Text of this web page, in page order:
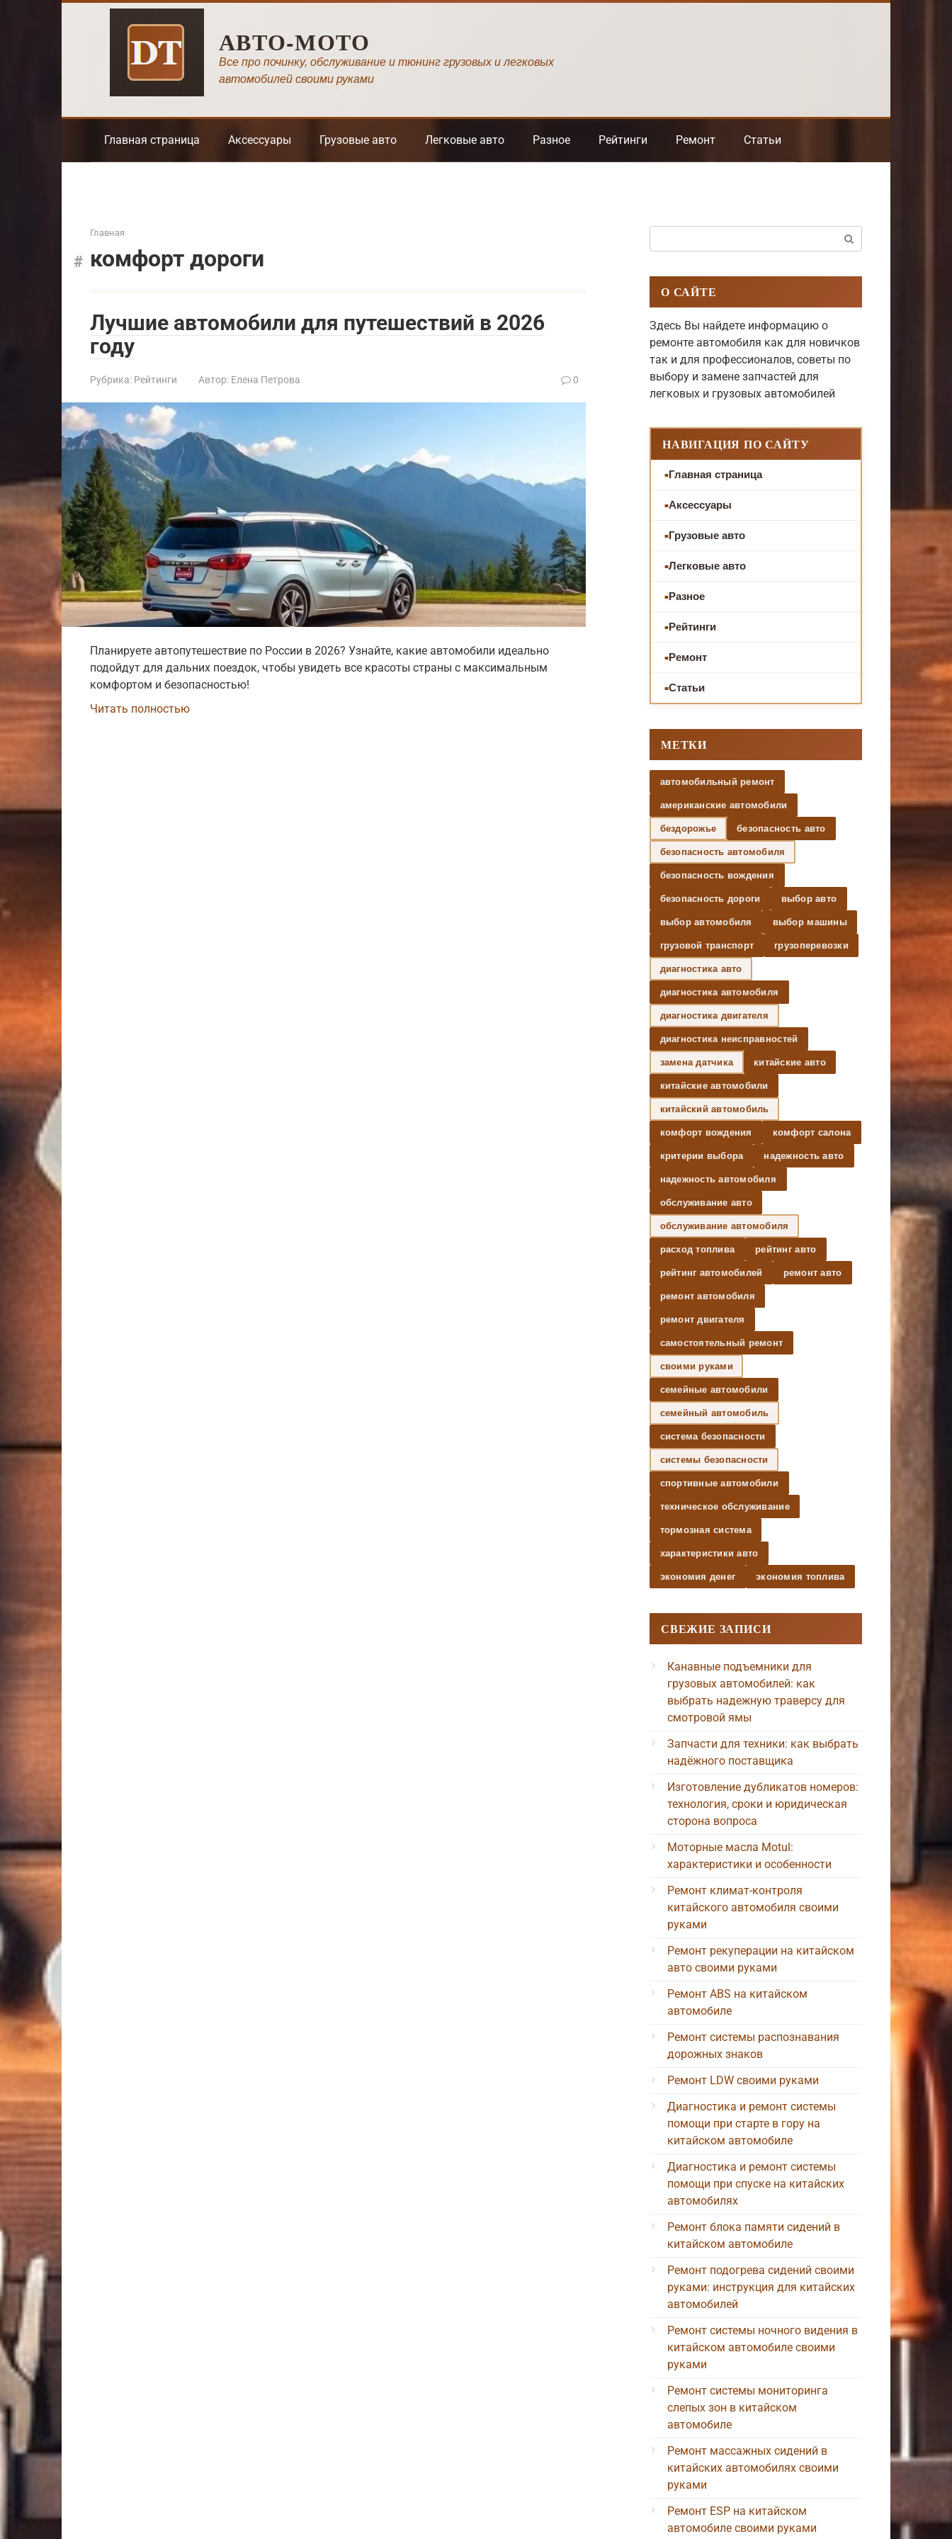
АВТО-МОТО
Все про починку, обслуживание и тюнинг грузовых и легковых
автомобилей своими руками
Главная страница Аксессуары Грузовые авто Легковые авто Разное Рейтинги Ремонт Статьи
Главная
комфорт дороги
Лучшие автомобили для путешествий в 2026
году
Рубрика: Рейтинги Автор: Елена Петрова 0
Планируете автопутешествие по России в 2026? Узнайте, какие автомобили идеально
подойдут для дальних поездок, чтобы увидеть все красоты страны с максимальным
комфортом и безопасностью!
Читать полностью
О САЙТЕ
Здесь Вы найдете информацию о
ремонте автомобиля как для новичков
так и для профессионалов, советы по
выбору и замене запчастей для
легковых и грузовых автомобилей
НАВИГАЦИЯ ПО САЙТУ
Главная страница
Аксессуары
Грузовые авто
Легковые авто
Разное
Рейтинги
Ремонт
Статьи
МЕТКИ
автомобильный ремонт
американские автомобили
бездорожье безопасность авто
безопасность автомобиля
безопасность вождения
безопасность дороги выбор авто
выбор автомобиля выбор машины
грузовой транспорт грузоперевозки
диагностика авто
диагностика автомобиля
диагностика двигателя
диагностика неисправностей
замена датчика китайские авто
китайские автомобили
китайский автомобиль
комфорт вождения комфорт салона
критерии выбора надежность авто
надежность автомобиля
обслуживание авто
обслуживание автомобиля
расход топлива рейтинг авто
рейтинг автомобилей ремонт авто
ремонт автомобиля
ремонт двигателя
самостоятельный ремонт
своими руками
семейные автомобили
семейный автомобиль
система безопасности
системы безопасности
спортивные автомобили
техническое обслуживание
тормозная система
характеристики авто
экономия денег экономия топлива
СВЕЖИЕ ЗАПИСИ
Канавные подъемники для
грузовых автомобилей: как
выбрать надежную траверсу для
смотровой ямы
Запчасти для техники: как выбрать
надёжного поставщика
Изготовление дубликатов номеров:
технология, сроки и юридическая
сторона вопроса
Моторные масла Motul:
характеристики и особенности
Ремонт климат-контроля
китайского автомобиля своими
руками
Ремонт рекуперации на китайском
авто своими руками
Ремонт ABS на китайском
автомобиле
Ремонт системы распознавания
дорожных знаков
Ремонт LDW своими руками
Диагностика и ремонт системы
помощи при старте в гору на
китайском автомобиле
Диагностика и ремонт системы
помощи при спуске на китайских
автомобилях
Ремонт блока памяти сидений в
китайском автомобиле
Ремонт подогрева сидений своими
руками: инструкция для китайских
автомобилей
Ремонт системы ночного видения в
китайском автомобиле своими
руками
Ремонт системы мониторинга
слепых зон в китайском
автомобиле
Ремонт массажных сидений в
китайских автомобилях своими
руками
Ремонт ESP на китайском
автомобиле своими руками